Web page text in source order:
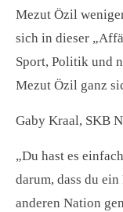
Mezut Özil
sich in dieser
Sport, Politik und
Mezut Özil ganz
Gaby Kraal, SKB
„Du hast es
darum, dass du
anderen Nation